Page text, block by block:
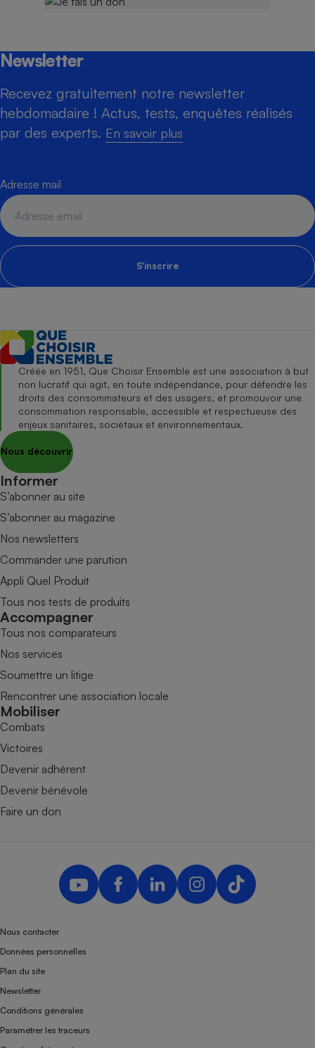
Newsletter
Recevez gratuitement notre newsletter
hebdomadaire ! Actus, tests, enquêtes réalisés
par des experts. En savoir plus
Adresse mail
S'inscrire
Créée en 1951, Que Choisir Ensemble est une association à but
non lucratif qui agit, en toute indépendance, pour défendre les
droits des consommateurs et des usagers, et promouvoir une
consommation responsable, accessible et respectueuse des
enjeux sanitaires, sociétaux et environnementaux.
Nous découvrir
Informer
S’abonner au site
S’abonner au magazine
Nos newsletters
Commander une parution
Appli Quel Produit
Tous nos tests de produits
Accompagner
Tous nos comparateurs
Nos services
Soumettre un litige
Rencontrer une association locale
Mobiliser
Combats
Victoires
Devenir adhérent
Devenir bénévole
Faire un don
Nous contacter
Données personnelles
Plan du site
Newsletter
Conditions générales
Paramétrer les traceurs